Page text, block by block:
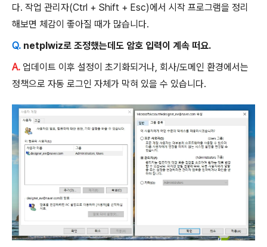
다. 작업 관리자(Ctrl + Shift + Esc)에서 시작 프로그램을 정리
해보면 체감이 좋아질 때가 많습니다.
Q. netplwiz로 조정했는데도 암호 입력이 계속 떠요.
A. 업데이트 이후 설정이 초기화되거나, 회사/도메인 환경에서는
정책으로 자동 로그인 자체가 막혀 있을 수 있습니다.